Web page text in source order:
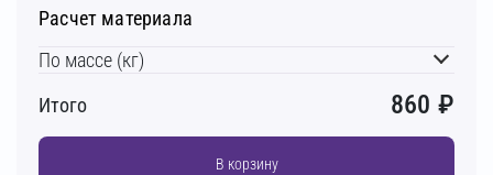
Расчет материала
По массе (кг)
Итого
860 ₽
В корзину